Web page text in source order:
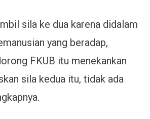
sila ke dua karena didalam
yang beradap,
FKUB itu menekankan
sila kedua itu, tidak ada